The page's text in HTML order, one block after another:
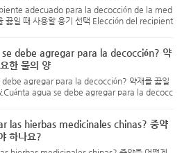
adecuado para la decocción de la med
끓일 때 사용할 용기 선택 Elección del recipient
debe agregar para la decocción? 약
한 물의 양
debe agregar para la decocción? 약재를 끓일
¿Cuánta agua se debe agregar para la decocc
las hierbas medicinales chinas? 중약
하나요?